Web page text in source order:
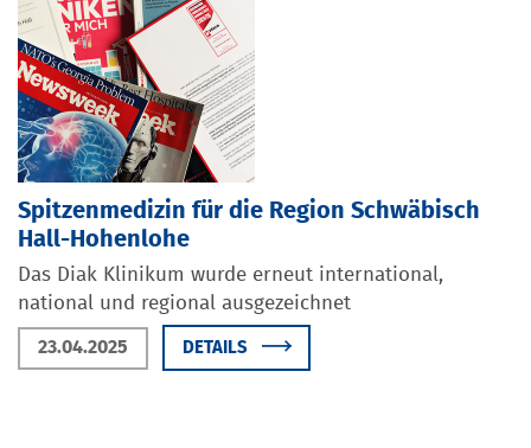
Spitzenmedizin für die Region Schwäbisch
Hall-Hohenlohe
Das Diak Klinikum wurde erneut international,
national und regional ausgezeichnet
23.04.2025 DETAILS